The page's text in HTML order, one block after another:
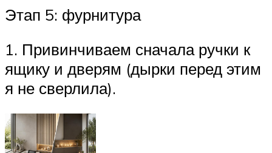
Этап 5: фурнитура
1. Привинчиваем сначала ручки к
ящику и дверям (дырки перед этим
я не сверлила).